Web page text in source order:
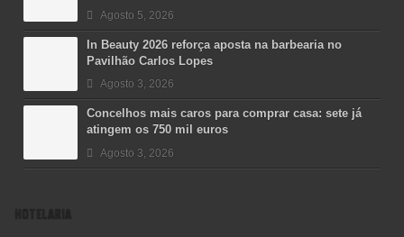
Agosto 5, 2026
In Beauty 2026 reforça aposta na barbearia no
Pavilhão Carlos Lopes
Agosto 3, 2026
Concelhos mais caros para comprar casa: sete já
atingem os 750 mil euros
Agosto 3, 2026
HOTELARIA